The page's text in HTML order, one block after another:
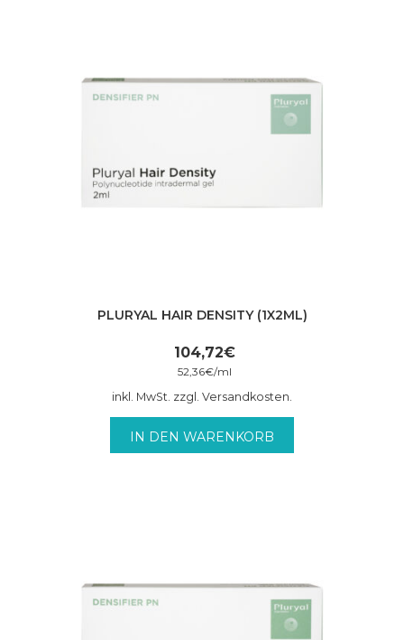
PLURYAL HAIR DENSITY (1X2ML)
104,72€
52,36€/ml
inkl. MwSt. zzgl. Versandkosten.
IN DEN WARENKORB